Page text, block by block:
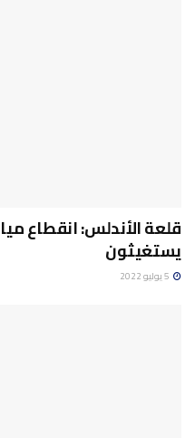
قلعة الأندلس: انقطاع
يستغيثون